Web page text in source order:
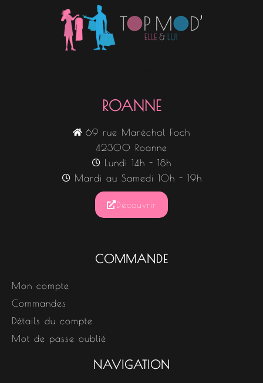
ROANNE
69 rue Maréchal Foch
42300 Roanne
Lundi 14h - 18h
Mardi au Samedi 10h - 19h
Découvrir
COMMANDE
Mon compte
Commandes
Détails du compte
Mot de passe oublié
NAVIGATION